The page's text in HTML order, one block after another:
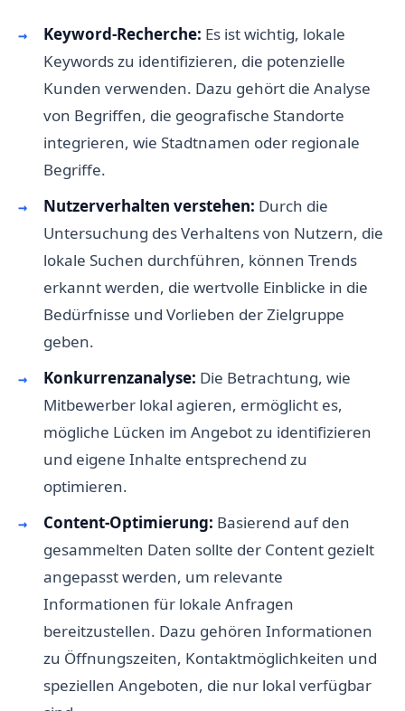
Keyword-Recherche: Es ist wichtig, lokale
Keywords zu identifizieren, die potenzielle
Kunden verwenden. Dazu gehört die Analyse
von Begriffen, die geografische Standorte
integrieren, wie Stadtnamen oder regionale
Begriffe.
Nutzerverhalten verstehen: Durch die
Untersuchung des Verhaltens von Nutzern, die
lokale Suchen durchführen, können Trends
erkannt werden, die wertvolle Einblicke in die
Bedürfnisse und Vorlieben der Zielgruppe
geben.
Konkurrenzanalyse: Die Betrachtung, wie
Mitbewerber lokal agieren, ermöglicht es,
mögliche Lücken im Angebot zu identifizieren
und eigene Inhalte entsprechend zu
optimieren.
Content-Optimierung: Basierend auf den
gesammelten Daten sollte der Content gezielt
angepasst werden, um relevante
Informationen für lokale Anfragen
bereitzustellen. Dazu gehören Informationen
zu Öffnungszeiten, Kontaktmöglichkeiten und
speziellen Angeboten, die nur lokal verfügbar